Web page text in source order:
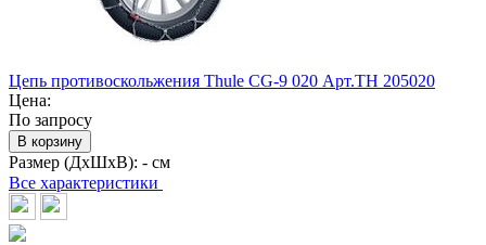
Цепь противоскольжения Thule CG-9 020 Арт.TH 205020
Цена:
По запросу
В корзину
Размер (ДхШхВ): - см
Все характеристики